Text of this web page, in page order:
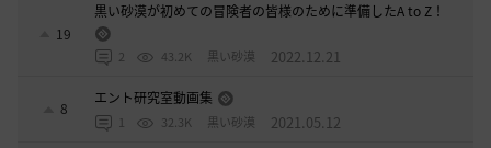
19
黒い砂漠が初めての冒険者の皆様のために準備したA to Z！
2 43.2K 黒い砂漠 2022.12.21
8
エント研究室動画集
1 32.3K 黒い砂漠 2021.05.12